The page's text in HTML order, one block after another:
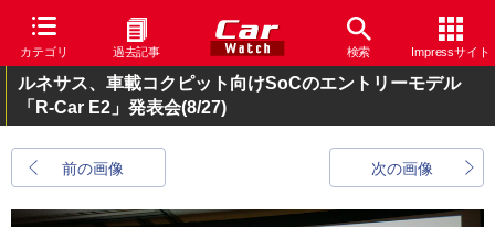
カテゴリ 過去記事 検索 Impressサイト
ルネサス、車載コクピット向けSoCのエントリーモデル
「R-Car E2」発表会(8/27)
前の画像 次の画像